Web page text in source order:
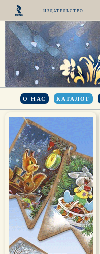
ИЗДАТЕЛЬСТВО
О НАС КАТАЛОГ